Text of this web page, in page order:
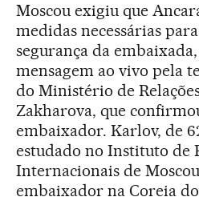
Moscou exigiu que
medidas necessárias
segurança da
mensagem ao vivo pela
do Ministério de
Zakharova, que
embaixador. Karlov, de
estudado no Instituto de
Internacionais de
embaixador na Coreia do